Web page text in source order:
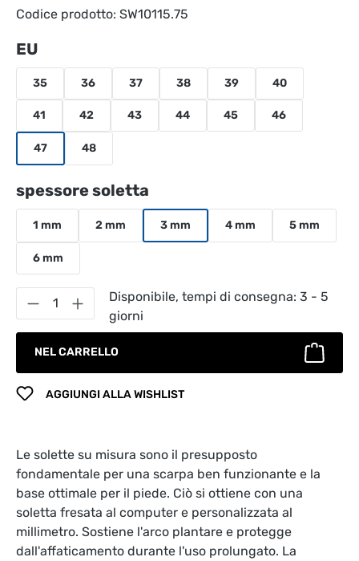
Codice prodotto: SW10115.75
Seleziona
EU
35 36 37 38 39 40
41 42 43 44 45 46
47 48
Seleziona
spessore soletta
1 mm 2 mm 3 mm 4 mm 5 mm
6 mm
Quantità del prodotto: inserisci la
Disponibile, tempi di consegna: 3 - 5
giorni
NEL CARRELLO
AGGIUNGI ALLA WISHLIST
Le solette su misura sono il presupposto
fondamentale per una scarpa ben funzionante e la
base ottimale per il piede. Ciò si ottiene con una
soletta fresata al computer e personalizzata al
millimetro. Sostiene l'arco plantare e protegge
dall'affaticamento durante l'uso prolungato. La